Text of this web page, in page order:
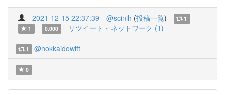
2021-12-15 22:37:39 @scinih (投稿一覧)
1
1
0.000 リツイート・ネットワーク (1)
1 @hokkaidowift
0